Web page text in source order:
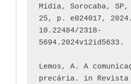
Mídia, Sorocaba,
25, p. e024017,
10.22484/2318-
5694.2024v12id5633.
Lemos, A. A
precária. in Revista